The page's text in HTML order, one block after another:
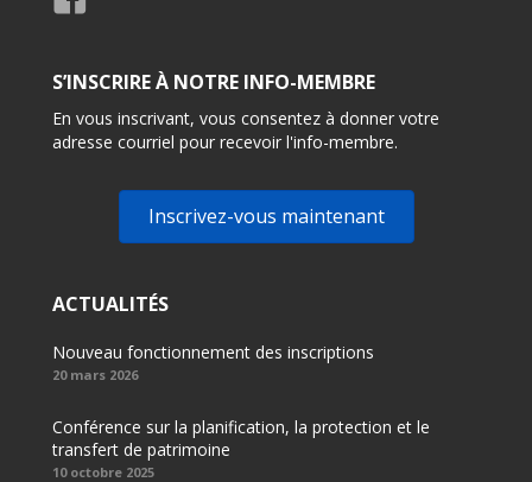
S’INSCRIRE À NOTRE INFO-MEMBRE
En vous inscrivant, vous consentez à donner votre
adresse courriel pour recevoir l'info-membre.
Inscrivez-vous maintenant
ACTUALITÉS
Nouveau fonctionnement des inscriptions
20 mars 2026
Conférence sur la planification, la protection et le
transfert de patrimoine
10 octobre 2025